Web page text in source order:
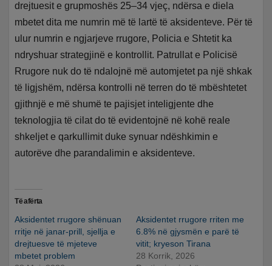
drejtuesit e grupmoshës 25–34 vjeç, ndërsa e diela
mbetet dita me numrin më të lartë të aksidenteve. Për të
ulur numrin e ngjarjeve rrugore, Policia e Shtetit ka
ndryshuar strategjinë e kontrollit. Patrullat e Policisë
Rrugore nuk do të ndalojnë më automjetet pa një shkak
të ligjshëm, ndërsa kontrolli në terren do të mbështetet
gjithnjë e më shumë te pajisjet inteligjente dhe
teknologjia të cilat do të evidentojnë në kohë reale
shkeljet e qarkullimit duke synuar ndëshkimin e
autorëve dhe parandalimin e aksidenteve.
Të afërta
Aksidentet rrugore shënuan
rritje në janar-prill, sjellja e
drejtuesve të mjeteve
mbetet problem
Aksidentet rrugore rriten me
6.8% në gjysmën e parë të
vitit; kryeson Tirana
28 Korrik, 2026